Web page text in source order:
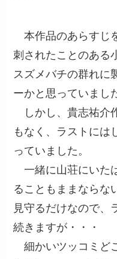
本作品のあらすじ
刺されたことのある
スズメバチの群れに
ーかと思っていまし
しかし、貴志祐介
もなく、ラストには
っていました。
一緒に山荘にいた
ることもままならな
見守るだけなので、
続きますが・・・
細かいツッコミど